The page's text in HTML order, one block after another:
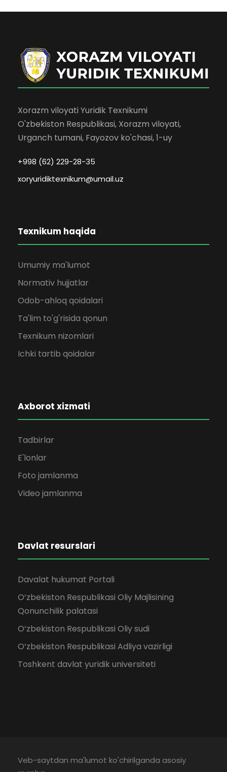
Xorazm viloyati Yuridik Texnikumi
O'zbekiston Respublikasi, Xorazm viloyati,
Urganch tumani, Fayozov ko'chasi, 1-uy
+998 (62) 229-28-35
xoryuridiktexnikum@umail.uz
Texnikum haqida
Umumiy ma'lumot
Normativ hujjatlar
Odob-ahloq qoidalari
Ta'lim to'g'risida qonun
Texnikum nizomlari
Ichki tartib qoidalar
Axborot xizmati
Tadbirlar
E'lonlar
Foto jamlanma
Video jamlanma
Davlat resurslari
Davalat hukumat Portali
O‘zbekiston Respublikasi Oliy Majlisining
Qonunchilik palatasi
O‘zbekiston Respublikasi Oliy sudi
O‘zbekiston Respublikasi Adliya vazirligi
Toshkent davlat yuridik universiteti
Veb-saytdan ma'lumot ko'chirilganda asosiy